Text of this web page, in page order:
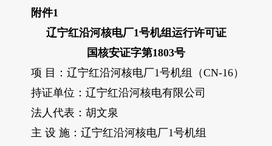
附件1
辽宁红沿河核电厂1号机组运行许可证
国核安证字第1803号
项 目：辽宁红沿河核电厂1号机组（CN-16）
持证单位：辽宁红沿河核电有限公司
法人代表：胡文泉
主 设 施：辽宁红沿河核电厂1号机组